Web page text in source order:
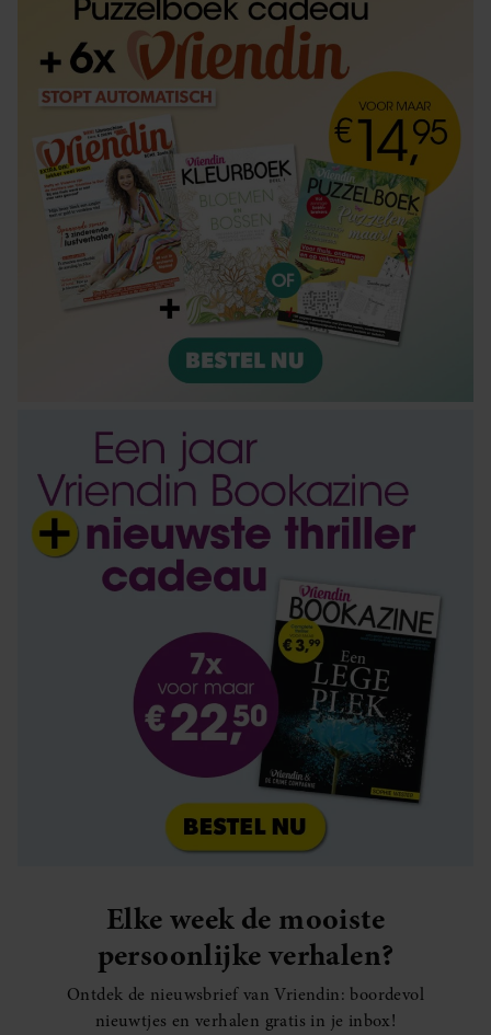
Elke week de mooiste
persoonlijke verhalen?
Ontdek de nieuwsbrief van Vriendin: boordevol
nieuwtjes en verhalen gratis in je inbox!